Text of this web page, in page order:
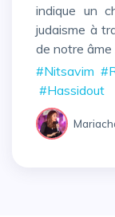
indique un
judaisme à
de notre âme .
#Nitsavim
#Hassidout